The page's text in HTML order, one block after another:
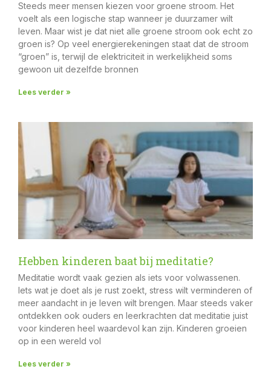
Steeds meer mensen kiezen voor groene stroom. Het
voelt als een logische stap wanneer je duurzamer wilt
leven. Maar wist je dat niet alle groene stroom ook echt zo
groen is? Op veel energierekeningen staat dat de stroom
“groen” is, terwijl de elektriciteit in werkelijkheid soms
gewoon uit dezelfde bronnen
Lees verder »
Hebben kinderen baat bij meditatie?
Meditatie wordt vaak gezien als iets voor volwassenen.
Iets wat je doet als je rust zoekt, stress wilt verminderen of
meer aandacht in je leven wilt brengen. Maar steeds vaker
ontdekken ook ouders en leerkrachten dat meditatie juist
voor kinderen heel waardevol kan zijn. Kinderen groeien
op in een wereld vol
Lees verder »